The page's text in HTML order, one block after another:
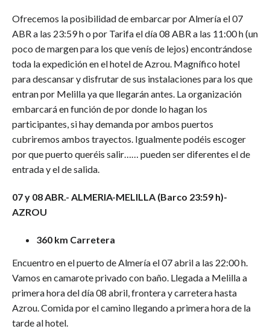
Ofrecemos la posibilidad de embarcar por Almería el 07
ABR a las 23:59 h o por Tarifa el día 08 ABR a las 11:00 h (un
poco de margen para los que venís de lejos) encontrándose
toda la expedición en el hotel de Azrou. Magnífico hotel
para descansar y disfrutar de sus instalaciones para los que
entran por Melilla ya que llegarán antes. La organización
embarcará en función de por donde lo hagan los
participantes, si hay demanda por ambos puertos
cubriremos ambos trayectos. Igualmente podéis escoger
por que puerto queréis salir…… pueden ser diferentes el de
entrada y el de salida.
07 y 08 ABR.- ALMERIA-MELILLA (Barco 23:59 h)-
AZROU
360 km Carretera
Encuentro en el puerto de Almería el 07 abril a las 22:00 h.
Vamos en camarote privado con baño. Llegada a Melilla a
primera hora del día 08 abril, frontera y carretera hasta
Azrou. Comida por el camino llegando a primera hora de la
tarde al hotel.